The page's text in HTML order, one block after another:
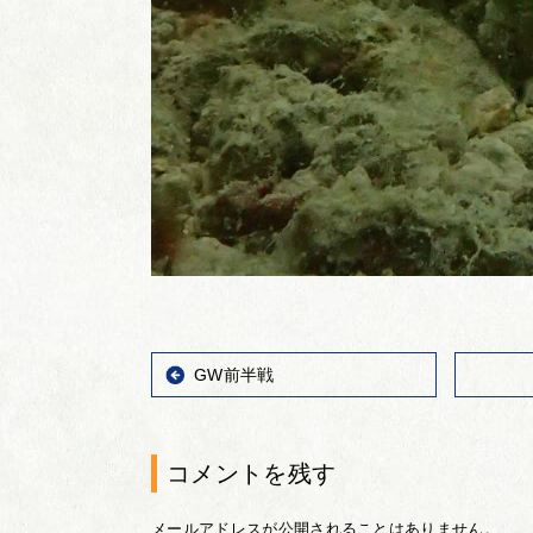
GW前半戦
コメントを残す
メールアドレスが公開されることはありません。